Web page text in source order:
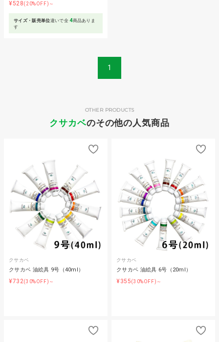
¥528(20%OFF)～
サイズ・販売単位違いで全4商品ありま
す
1
クサカベのその他の人気商品
OTHER PRODUCTS
クサカベ
クサカベ 油絵具 9号（40ml）
¥732(30%OFF)～
クサカベ
クサカベ 油絵具 6号（20ml）
¥355(30%OFF)～